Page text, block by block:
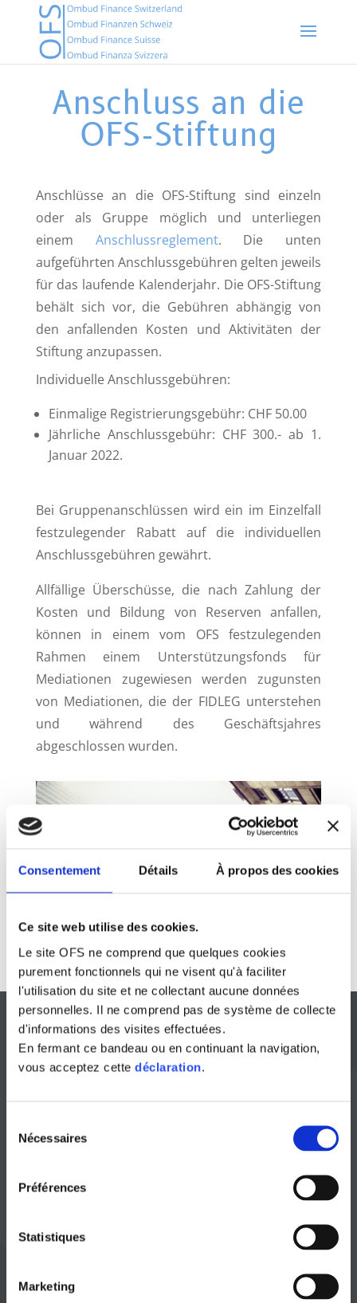
Consentement Détails À propos des cookies
Ce site web utilise des cookies.
Le site OFS ne comprend que quelques cookies
purement fonctionnels qui ne visent qu'à faciliter
l'utilisation du site et ne collectant aucune données
personnelles. Il ne comprend pas de système de collecte
d'informations des visites effectuées.
En fermant ce bandeau ou en continuant la navigation,
vous acceptez cette déclaration.
Nécessaires
Préférences
Statistiques
Marketing
Anschluss an die
OFS-Stiftung
Anschlüsse an die OFS-Stiftung sind einzeln
oder als Gruppe möglich und unterliegen
einem Anschlussreglement. Die unten
aufgeführten Anschlussgebühren gelten jeweils
für das laufende Kalenderjahr. Die OFS-Stiftung
behält sich vor, die Gebühren abhängig von
den anfallenden Kosten und Aktivitäten der
Stiftung anzupassen.
Individuelle Anschlussgebühren:
Einmalige Registrierungsgebühr: CHF 50.00
Jährliche Anschlussgebühr: CHF 300.- ab 1.
Januar 2022.
Bei Gruppenanschlüssen wird ein im Einzelfall
festzulegender Rabatt auf die individuellen
Anschlussgebühren gewährt.
Allfällige Überschüsse, die nach Zahlung der
Kosten und Bildung von Reserven anfallen,
können in einem vom OFS festzulegenden
Rahmen einem Unterstützungsfonds für
Mediationen zugewiesen werden zugunsten
von Mediationen, die der FIDLEG unterstehen
und während des Geschäftsjahres
abgeschlossen wurden.
Anschlussdokumente
können mit dem beigefügten Antragsformular
gestellt werden. Dieses Formular ist per E-Mail
und per Post an
die Adresse der Stiftung zu senden.